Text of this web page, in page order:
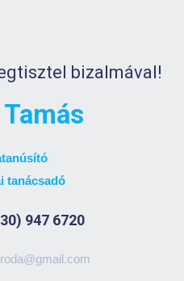
bizalmával!
tanácsadó
947 6720